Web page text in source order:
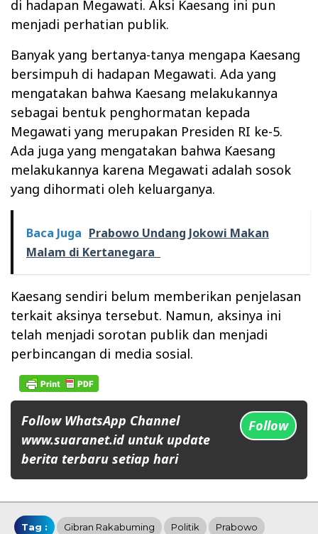
di hadapan Megawati. Aksi Kaesang ini pun
menjadi perhatian publik.
Banyak yang bertanya-tanya mengapa Kaesang
bersimpuh di hadapan Megawati. Ada yang
mengatakan bahwa Kaesang melakukannya
sebagai bentuk penghormatan kepada
Megawati yang merupakan Presiden RI ke-5.
Ada juga yang mengatakan bahwa Kaesang
melakukannya karena Megawati adalah sosok
yang dihormati oleh keluarganya.
Baca Juga Prabowo Undang Jokowi Makan
Malam di Kertanegara
Kaesang sendiri belum memberikan penjelasan
terkait aksinya tersebut. Namun, aksinya ini
telah menjadi sorotan publik dan menjadi
perbincangan di media sosial.
Follow WhatsApp Channel
www.suaranet.id untuk update
berita terbaru setiap hari
Follow
Tag : Gibran Rakabuming Politik Prabowo